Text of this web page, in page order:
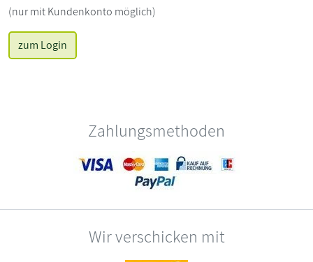
(nur mit Kundenkonto möglich)
zum Login
Zahlungsmethoden
Wir verschicken mit